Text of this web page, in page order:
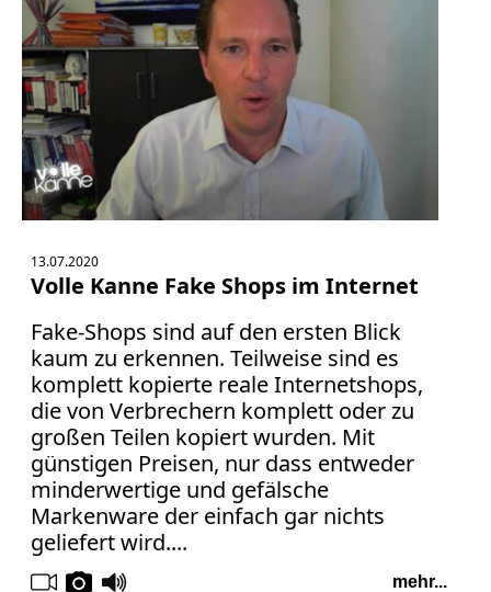
13.07.2020
Volle Kanne Fake Shops im Internet
Fake-Shops sind auf den ersten Blick
kaum zu erkennen. Teilweise sind es
komplett kopierte reale Internetshops,
die von Verbrechern komplett oder zu
großen Teilen kopiert wurden. Mit
günstigen Preisen, nur dass entweder
minderwertige und gefälsche
Markenware der einfach gar nichts
geliefert wird....
mehr...